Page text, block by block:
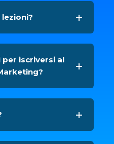
per iscriversi al